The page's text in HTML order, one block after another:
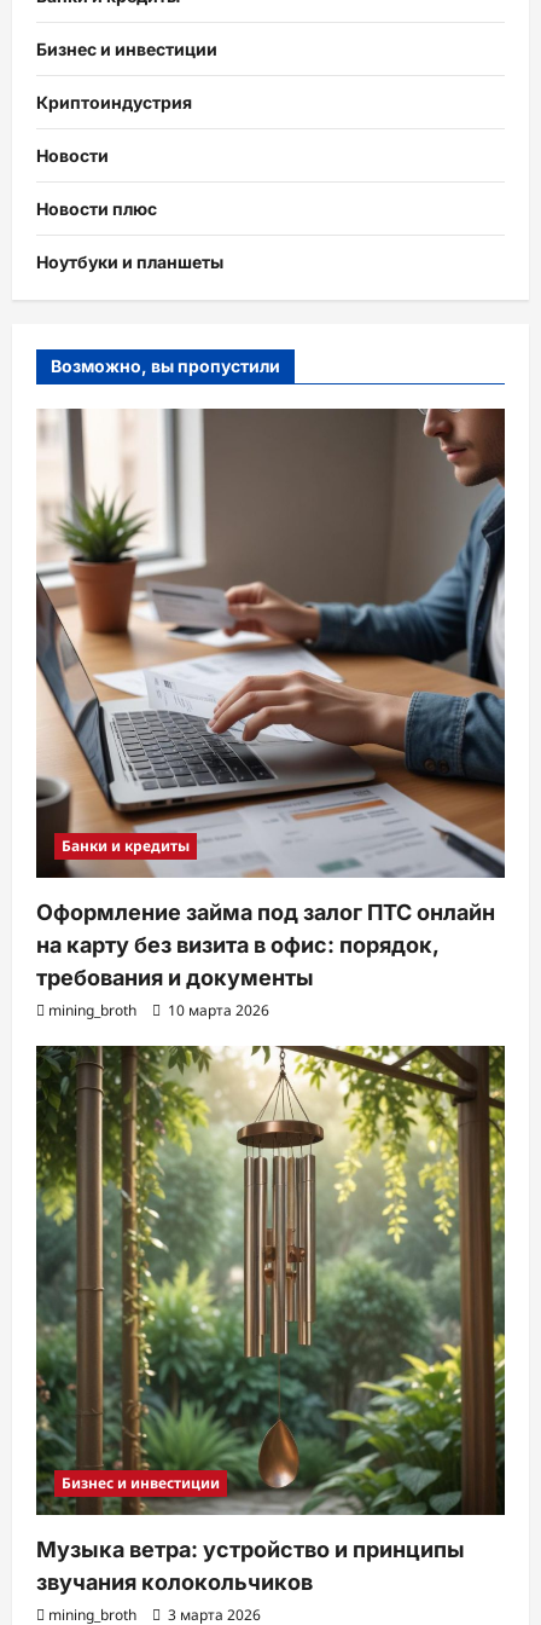
Бизнес и инвестиции
Криптоиндустрия
Новости
Новости плюс
Ноутбуки и планшеты
Возможно, вы пропустили
Банки и кредиты
Оформление займа под залог ПТС онлайн
на карту без визита в офис: порядок,
требования и документы
mining_broth 10 марта 2026
Бизнес и инвестиции
Музыка ветра: устройство и принципы
звучания колокольчиков
mining_broth 3 марта 2026